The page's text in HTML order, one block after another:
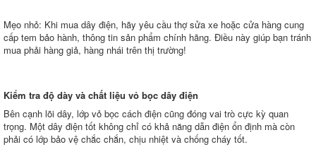
Mẹo nhỏ: Khi mua dây điện, hãy yêu cầu thợ sửa xe hoặc cửa hàng cung
cấp tem bảo hành, thông tin sản phẩm chính hãng. Điều này giúp bạn tránh
mua phải hàng giả, hàng nhái trên thị trường!
Kiểm tra độ dày và chất liệu vỏ bọc dây điện
Bên cạnh lõi dây, lớp vỏ bọc cách điện cũng đóng vai trò cực kỳ quan
trọng. Một dây điện tốt không chỉ có khả năng dẫn điện ổn định mà còn
phải có lớp bảo vệ chắc chắn, chịu nhiệt và chống cháy tốt.